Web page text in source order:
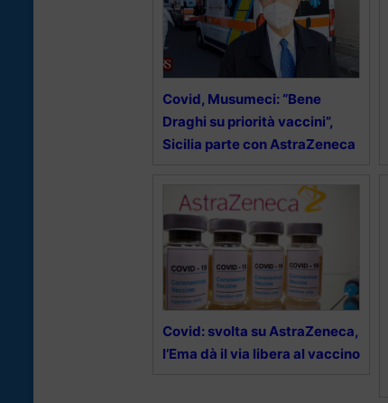
Covid, Musumeci: “Bene
Draghi su priorità vaccini”,
Sicilia parte con AstraZeneca
Covid: svolta su AstraZeneca,
l’Ema dà il via libera al vaccino